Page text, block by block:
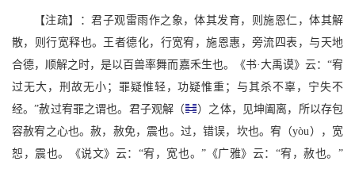
【注疏】：君子观雷雨作之象，体其发育，则施恩仁，体其解
散，则行宽释也。王者德化，行宽宥，施恩惠，旁流四表，与天地
合德，顺解之时，是以百兽率舞而嘉禾生也。《书·大禹谟》云：“宥
过无大，刑故无小；罪疑惟轻，功疑惟重；与其杀不辜，宁失不
经。”赦过宥罪之谓也。君子观解（
）之体，见坤阖离，所以存包
容赦宥之心也。赦，赦免，震也。过，错误，坎也。宥（yòu），宽
恕，震也。《说文》云：“宥，宽也。”《广雅》云：“宥，赦也。”